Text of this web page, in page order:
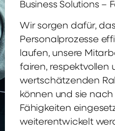
Business Solutions –
Wir sorgen dafür,
Personalprozesse
laufen, unsere
fairen, respektvollen
wertschätzenden
können und sie
Fähigkeiten
weiterentwickelt